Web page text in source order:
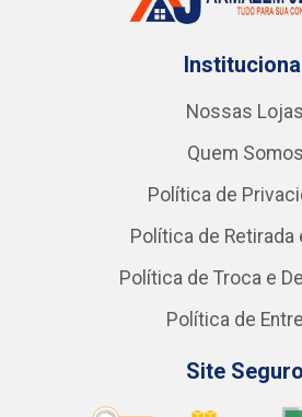
Nossas Lojas
Quem Somos
Política de
Política de Retirada
Política de Troca e
Política de
Site Seguro